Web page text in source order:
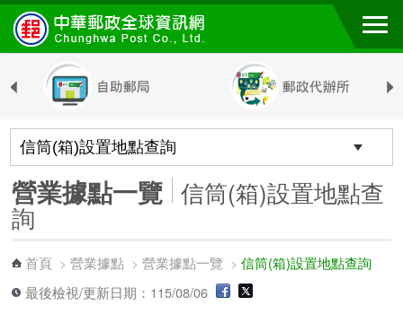
跳到主要內容區塊
營業據點一覽 信筒(箱)設置地點查
詢
首頁 >營業據點 >營業據點一覽 >信筒(箱)設置地點查詢
最後檢視/更新日期：115/08/06